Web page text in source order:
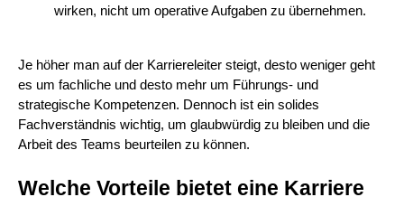
wirken, nicht um operative Aufgaben zu übernehmen.
Je höher man auf der Karriereleiter steigt, desto weniger geht
es um fachliche und desto mehr um Führungs- und
strategische Kompetenzen. Dennoch ist ein solides
Fachverständnis wichtig, um glaubwürdig zu bleiben und die
Arbeit des Teams beurteilen zu können.
Welche Vorteile bietet eine Karriere